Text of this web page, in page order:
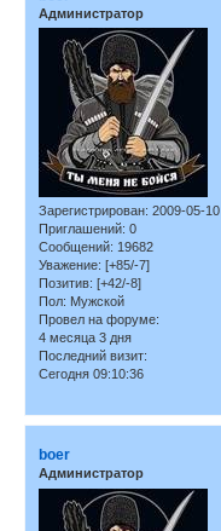
Администратор
Зарегистрирован: 2009-05-10
Приглашений: 0
Сообщений: 19682
Уважение: [+85/-7]
Позитив: [+42/-8]
Пол: Мужской
Провел на форуме:
4 месяца 3 дня
Последний визит:
Сегодня 09:10:36
boer
Администратор